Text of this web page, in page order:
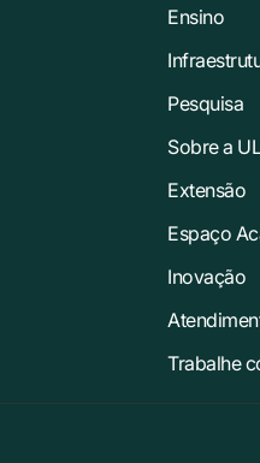
Ensino
Pesquisa
Sobre a
Extensão
Espaço
Inovação
Trabalhe